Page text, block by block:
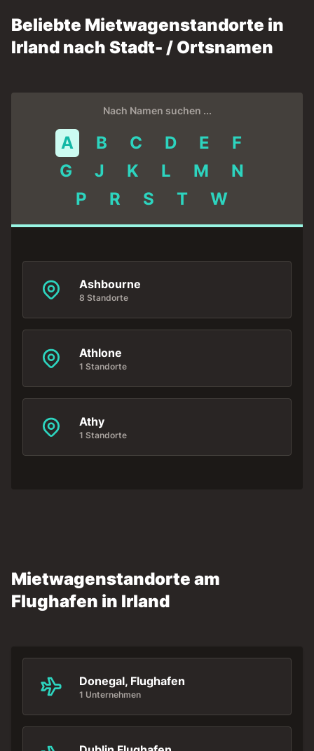
Beliebte Mietwagenstandorte in
Irland nach Stadt- / Ortsnamen
Nach Namen suchen ...
A B C D E
F
G
J K L M
N
P
R S T W
Ashbourne
8 Standorte
Athlone
1 Standorte
Athy
1 Standorte
Mietwagenstandorte am
Flughafen in Irland
Donegal, Flughafen
1 Unternehmen